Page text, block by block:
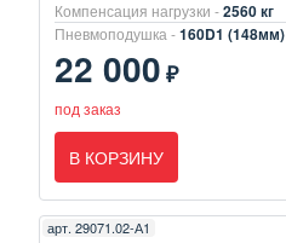
Компенсация нагрузки -2560 кг
Пневмоподушка -160D1 (148мм)
22 000₽
под заказ
В КОРЗИНУ
арт. 29071.02-А1